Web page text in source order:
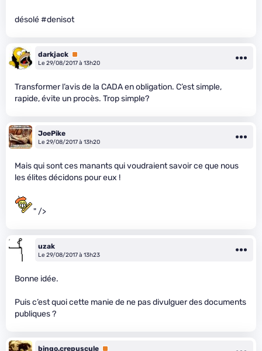
désolé #denisot
darkjack Premium
Le 29/08/2017 à 13h20
Transformer l’avis de la CADA en obligation. C’est simple,
rapide, évite un procès. Trop simple?
JoePike
Le 29/08/2017 à 13h20
Mais qui sont ces manants qui voudraient savoir ce que nous
les élites décidons pour eux !
" />
uzak
Le 29/08/2017 à 13h23
Bonne idée.
Puis c’est quoi cette manie de ne pas divulguer des documents
publiques ?
bingo.crepuscule Premium